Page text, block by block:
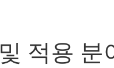
적용 분